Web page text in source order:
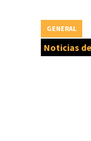
Noticias
GENERAL